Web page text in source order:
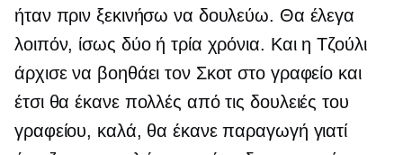
ήταν πριν ξεκινήσω να δουλεύω. Θα έλεγα
λοιπόν, ίσως δύο ή τρία χρόνια. Και η Τζούλι
άρχισε να βοηθάει τον Σκοτ ​​στο γραφείο και
έτσι θα έκανε πολλές από τις δουλειές του
γραφείου, καλά, θα έκανε παραγωγή γιατί